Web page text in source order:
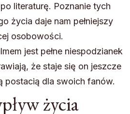
literaturę. Poznanie tych
życia daje nam pełniejszy
osobowości.
jest pełne niespodzianek
że staje się on jeszcze
postacią dla swoich fanów.
życia